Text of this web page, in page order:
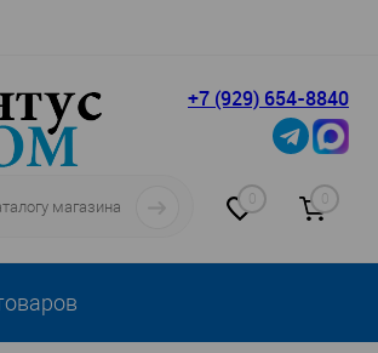
+7 (929) 654-8840
0 0